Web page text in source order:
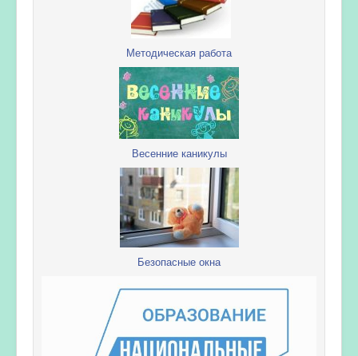
Методическая работа
Весенние каникулы
Безопасные окна